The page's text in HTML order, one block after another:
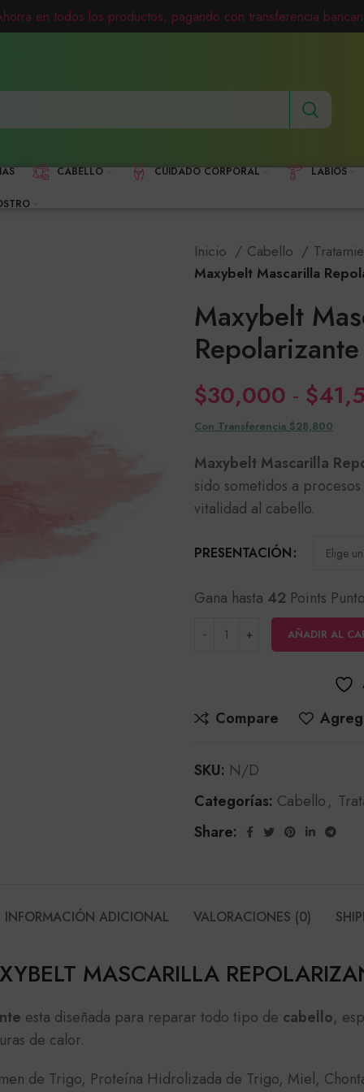
CABELLO CUIDADO CORPORAL LABIOS
Inicio Cabello
Maxybelt Mascarilla
Maxybelt
Repolarizante
$30,000 - $
Con Transferencia $28,800
Maxybelt Mascarilla
sido sometidos a
vitalidad al cabello.
PRESENTACIÓN
Gana hasta 42 Points
AÑADIR AL
Compare
SKU: N/D
Categorías: Cabello,
Share:
INFORMACIÓN ADICIONAL VALORACIONES (0)
MASCARILLA
esta diseñada para reparar todo tipo de cabello,
de calor.
de Trigo, Proteína Hidrolizada de Trigo, Miel,
en todos los productos, pagando con transferencia